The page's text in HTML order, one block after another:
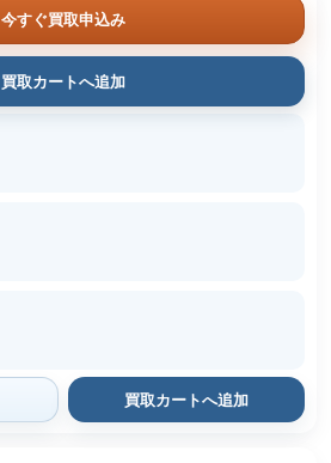
今すぐ買取申込み
買取カートへ追加
買取カートへ追加